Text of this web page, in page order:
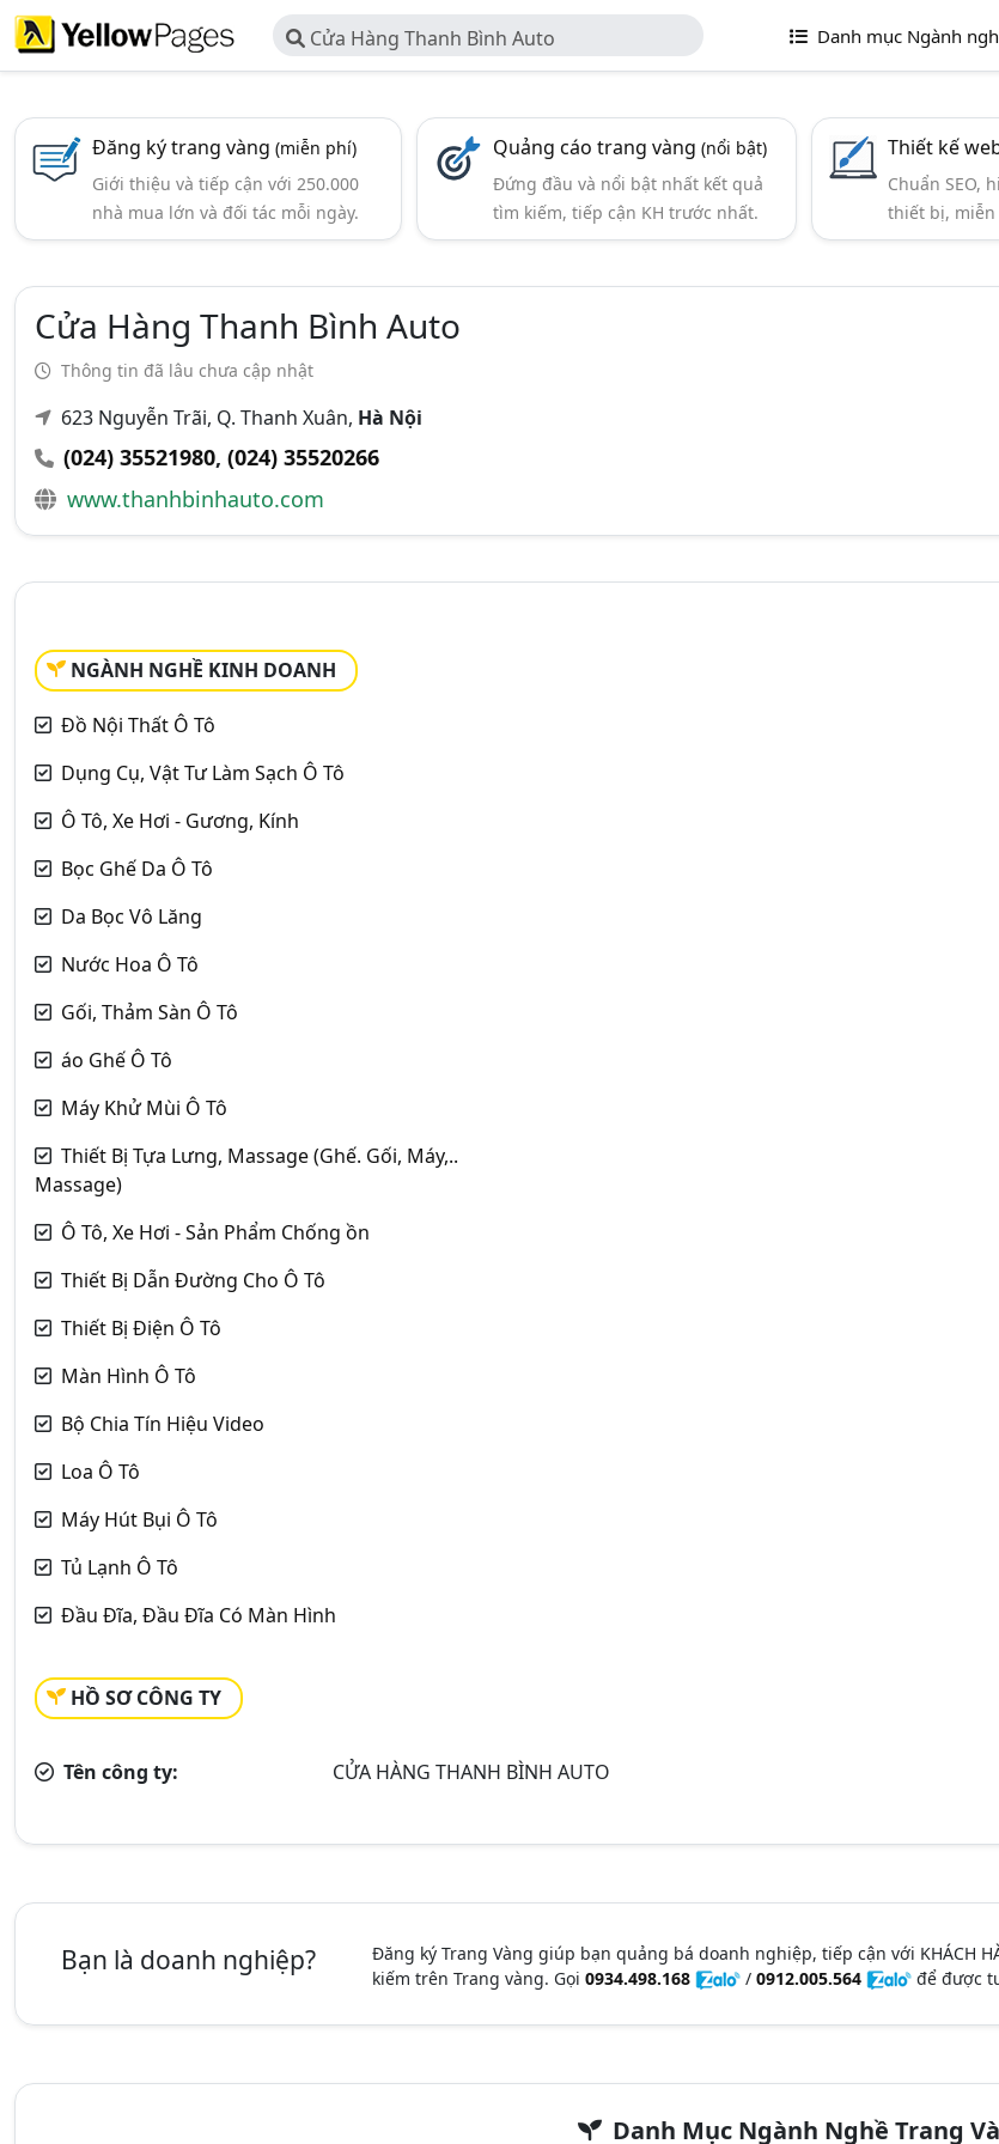
Cửa Hàng Thanh Bình Auto Danh mục Ngành
Đăng ký trang vàng (miễn phí)
Giới thiệu và tiếp cận với 250.000
nhà mua lớn và đối tác mỗi ngày.
Quảng cáo trang vàng(nổi bật)
Đứng đầu và nổi bật nhất kết quả
tìm kiếm, tiếp cận KH trước nhất.
Thiết kế
Chuẩn SEO,
thiết bị,
Cửa Hàng Thanh Bình Auto
Thông tin đã lâu chưa cập nhật
623 Nguyễn Trãi, Q. Thanh Xuân, Hà Nội
(024) 35521980, (024) 35520266
www.thanhbinhauto.com
NGÀNH NGHỀ KINH DOANH
Đồ Nội Thất Ô Tô
Dụng Cụ, Vật Tư Làm Sạch Ô Tô
Ô Tô, Xe Hơi - Gương, Kính
Bọc Ghế Da Ô Tô
Da Bọc Vô Lăng
Nước Hoa Ô Tô
Gối, Thảm Sàn Ô Tô
áo Ghế Ô Tô
Máy Khử Mùi Ô Tô
Thiết Bị Tựa Lưng, Massage (Ghế. Gối, Máy,..
Massage)
Ô Tô, Xe Hơi - Sản Phẩm Chống ồn
Thiết Bị Dẫn Đường Cho Ô Tô
Thiết Bị Điện Ô Tô
Màn Hình Ô Tô
Bộ Chia Tín Hiệu Video
Loa Ô Tô
Máy Hút Bụi Ô Tô
Tủ Lạnh Ô Tô
Đầu Đĩa, Đầu Đĩa Có Màn Hình
HỒ SƠ CÔNG TY
Tên công ty: CỬA HÀNG THANH BÌNH AUTO
Bạn là doanh nghiệp?
Đăng ký Trang Vàng giúp bạn quảng bá doanh nghiệp, tiếp cận với KHÁCH
kiếm trên Trang vàng. Gọi 0934.498.168 / 0912.005.564 để được
Danh Mục Ngành Nghề Trang